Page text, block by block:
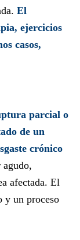
El
ejercicios
casos,
parcial o
de un
crónico
afectada. El
y un proceso